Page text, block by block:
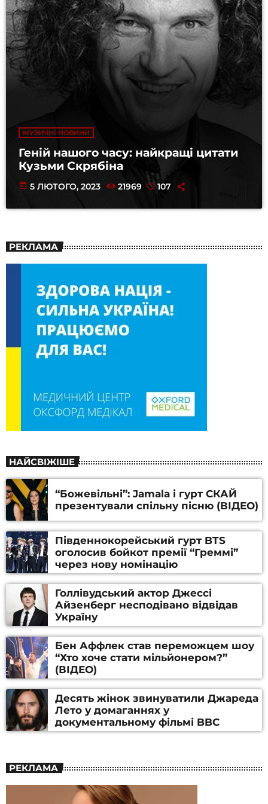
МУЗИЧНІ НОВИНИ
Геній нашого часу: найкращі цитати
Кузьми Скрябіна
today 5 ЛЮТОГО, 2023 21969 107
РЕКЛАМА
НАЙСВІЖІШЕ
“Божевільні”: Jamala і гурт СКАЙ
презентували спільну пісню (ВІДЕО)
Південнокорейський гурт BTS
оголосив бойкот премії “Греммі”
через нову номінацію
Голлівудський актор Джессі
Айзенберг несподівано відвідав
Україну
Бен Аффлек став переможцем шоу
“Хто хоче стати мільйонером?”
(ВІДЕО)
Десять жінок звинуватили Джареда
Лето у домаганнях у
документальному фільмі BBC
РЕКЛАМА